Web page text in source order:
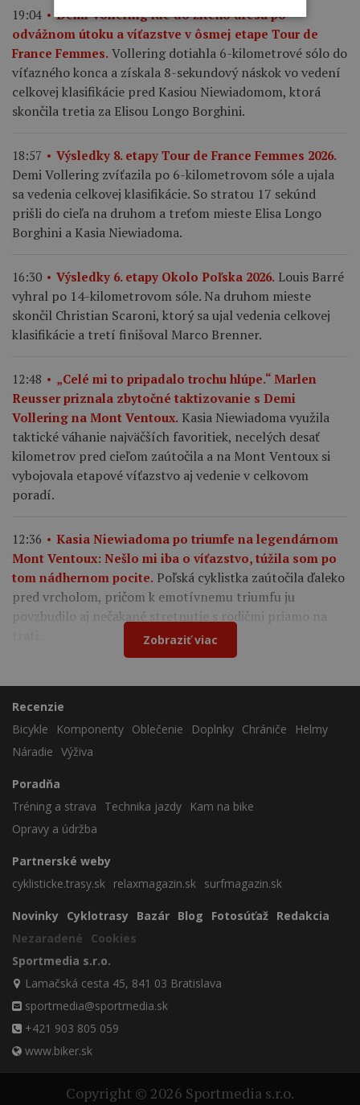
19:04
Demi Vollering ide do žltého dresu po
odvážnom útoku a víťazstve v ôsmej etape Tour de
France Femmes. Vollering dotiahla 6-kilometrové sólo do
víťazného konca a získala 8-sekundový náskok vo vedení
celkovej klasifikácie pred Kasiou Niewiadomom, ktorá
skončila tretia za Elisou Longo Borghini.
18:57 Výsledky 8. etapy Tour de France Femmes 2026.
Demi Vollering zvíťazila po 6-kilometrovom sóle a ujala
sa vedenia celkovej klasifikácie. So stratou 17 sekúnd
prišli do cieľa na druhom a treťom mieste Elisa Longo
Borghini a Kasia Niewiadoma.
16:30 Výsledky 6. etapy Okolo Poľska 2026. Louis Barré
vyhral po 14-kilometrovom sóle. Na druhom mieste
skončil Christian Scaroni, ktorý sa ujal vedenia celkovej
klasifikácie a tretí finišoval Marco Brenner.
12:48
„Celé mi to pripadalo trochu hlúpe.“ Marlen
Reusser priznala zbytočné taktizovanie s Demi
Vollering na Mont Ventoux. Kasia Niewiadoma využila
taktické váhanie najväčších favoritiek, necelých desať
kilometrov pred cieľom zaútočila a na Mont Ventoux si
vybojovala etapové víťazstvo aj vedenie v celkovom
poradí.
12:36
Kasia Niewiadoma po triumfe na legendárnom
Mont Ventoux: Nešlo mi iba o víťazstvo, túžila som po
tom nádhernom pocite. Poľská cyklistka zaútočila ďaleko
pred vrcholom, pričom k emotívnemu triumfu ju
povzbudilo aj nečakané stretnutie s rodičmi priamo na
Zobraziť viac
Recenzie
Bicykle
Komponenty Oblečenie Doplnky Chrániče
Helmy
Náradie Výživa
Poradňa
Tréning a strava
Technika jazdy
Kam na bike
Opravy a údržba
Partnerské weby
cyklisticke.trasy.sk relaxmagazin.sk surfmagazin.sk
Novinky Cyklotrasy Bazár Blog Fotosúťaž Redakcia
Nezaradené
Cookies
Sportmedia s.r.o.
Lamačská cesta 45, 841 03 Bratislava
sportmedia@sportmedia.sk
+421 903 805 059
www.biker.sk
Copyright © 2026 Sportmedia s.r.o.